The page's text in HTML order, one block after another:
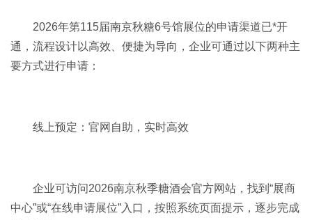
2026年第115届南京秋糖6号馆展位的申请渠道已*开
通，流程设计以高效、便捷为导向，企业可通过以下两种主
要方式进行申请：
线上预定：官网自助，实时高效
企业可访问2026南京秋季糖酒会官方网站，找到“展商
中心”或“在线申请展位”入口，按照系统页面提示，逐步完成